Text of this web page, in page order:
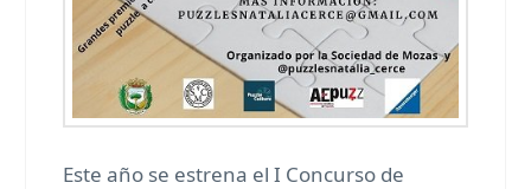
Este año se estrena el I Concurso de